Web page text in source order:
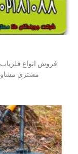
فروش انواع
مشتری مشاوره